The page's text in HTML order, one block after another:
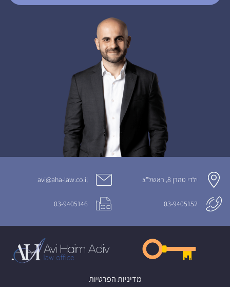
ילדי טהרן 8, ראשל"צ avi@aha-law.co.il
03-9405152
03-9405146
מדיניות הפרטיות